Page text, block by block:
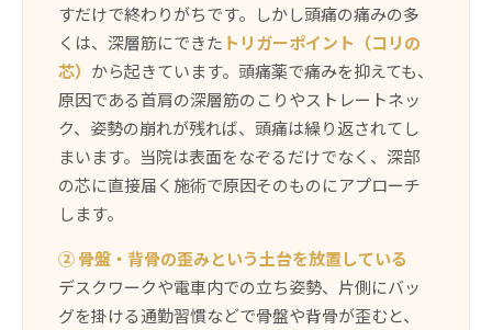
すだけで終わりがちです。しかし頭痛の痛みの多
くは、深層筋にできた トリガーポイント（コリの
芯） から起きています。頭痛薬で痛みを抑えても、
原因である首肩の深層筋のこりやストレートネッ
ク、姿勢の崩れが残れば、頭痛は繰り返されてし
まいます。当院は表面をなぞるだけでなく、深部
の芯に直接届く施術で原因そのものにアプローチ
します。
② 骨盤・背骨の歪みという土台を放置している
デスクワークや電車内での立ち姿勢、片側にバッ
グを掛ける通勤習慣などで骨盤や背骨が歪むと、